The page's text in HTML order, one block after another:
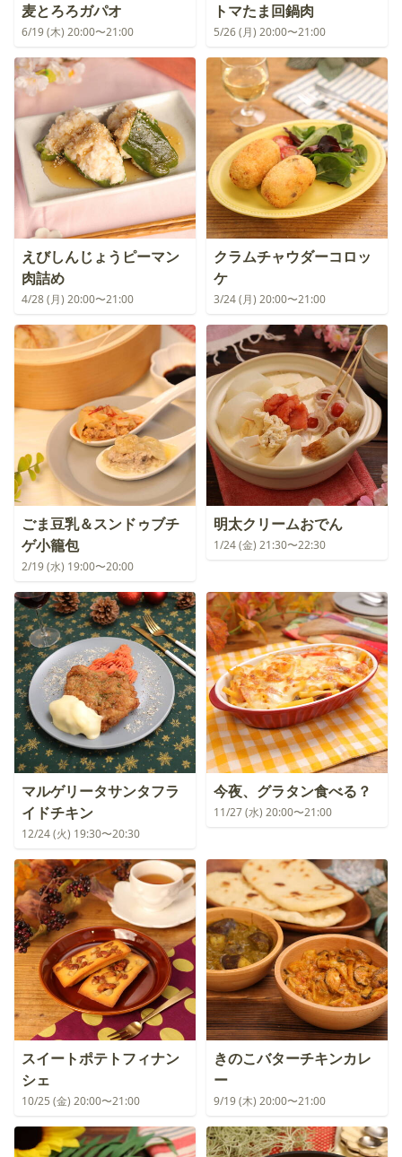
麦とろろガパオ
6/19 (木) 20:00〜21:00
トマたま回鍋肉
5/26 (月) 20:00〜21:00
えびしんじょうピーマン
肉詰め
4/28 (月) 20:00〜21:00
クラムチャウダーコロッ
ケ
3/24 (月) 20:00〜21:00
ごま豆乳＆スンドゥブチ
ゲ小籠包
2/19 (水) 19:00〜20:00
明太クリームおでん
1/24 (金) 21:30〜22:30
マルゲリータサンタフラ
イドチキン
12/24 (火) 19:30〜20:30
今夜、グラタン食べる？
11/27 (水) 20:00〜21:00
スイートポテトフィナン
シェ
10/25 (金) 20:00〜21:00
きのこバターチキンカレ
ー
9/19 (木) 20:00〜21:00